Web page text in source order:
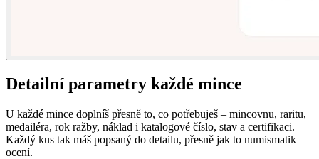
Detailní parametry každé mince
U každé mince doplníš přesně to, co potřebuješ – mincovnu, raritu,
medailéra, rok ražby, náklad i katalogové číslo, stav a certifikaci.
Každý kus tak máš popsaný do detailu, přesně jak to numismatik
ocení.